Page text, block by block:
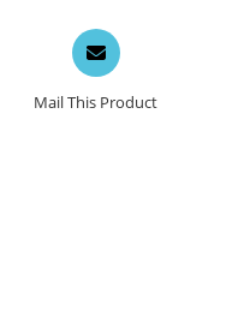
Opens
in
a
new
Mail This Product